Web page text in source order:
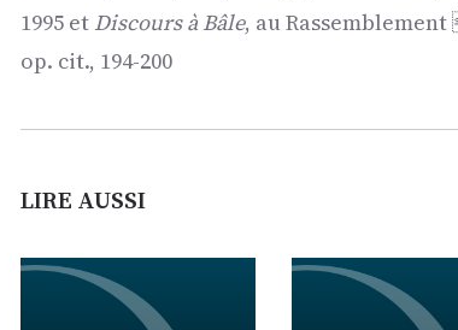
1995 et Discours à Bâle, au Rassemblement
op. cit., 194-200
LIRE AUSSI